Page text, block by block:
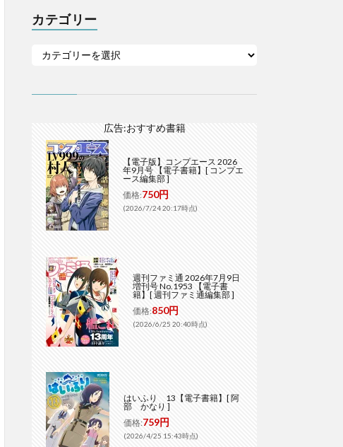
カテゴリー
広告:おすすめ書籍
【電子版】コンプエース 2026
年9月号 【電子書籍】[ コンプエ
ース編集部 ]
価格:750円
(2026/7/24 20:17時点)
週刊ファミ通 2026年7月9日
増刊号 No.1953 【電子書
籍】[ 週刊ファミ通編集部 ]
価格:850円
(2026/6/25 20:40時点)
はいふり 13【電子書籍】[ 阿
部 かなり ]
価格:759円
(2026/4/25 15:43時点)